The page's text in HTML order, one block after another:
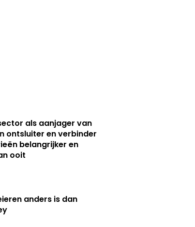
als aanjager van
ontsluiter en verbinder
belangrijker en
ooit
anders is dan